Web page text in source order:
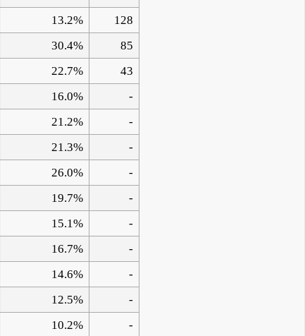
13.2% 128
30.4% 85
22.7% 43
16.0% -
21.2% -
21.3% -
26.0% -
19.7% -
15.1% -
16.7% -
14.6% -
12.5% -
10.2% -